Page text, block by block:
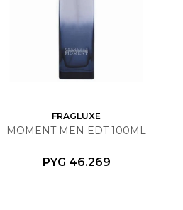
FRAGLUXE
MOMENT MEN EDT 100ML
PYG 46.269